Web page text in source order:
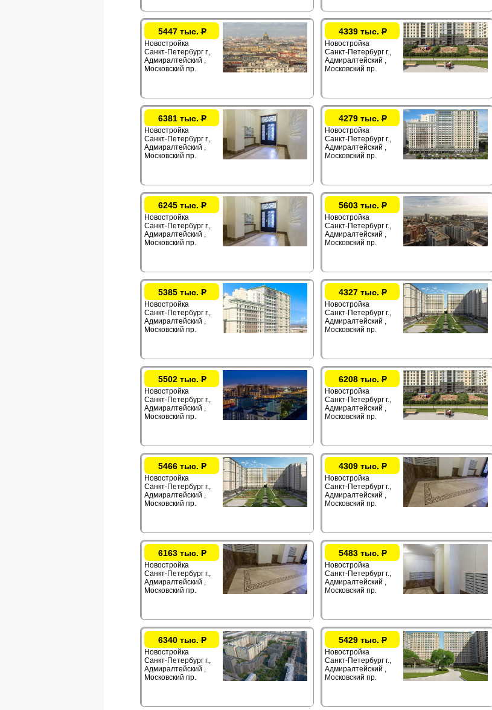
5447 тыс.Р
Новостройка
Санкт-Петербург г.,
Адмиралтейский ,
Московский пр.
4339 тыс.Р
Новостройка
Санкт-Петербург г.,
Адмиралтейский ,
Московский пр.
6381 тыс.Р
Новостройка
Санкт-Петербург г.,
Адмиралтейский ,
Московский пр.
4279 тыс.Р
Новостройка
Санкт-Петербург г.,
Адмиралтейский ,
Московский пр.
6245 тыс.Р
Новостройка
Санкт-Петербург г.,
Адмиралтейский ,
Московский пр.
5603 тыс.Р
Новостройка
Санкт-Петербург г.,
Адмиралтейский ,
Московский пр.
5385 тыс.Р
Новостройка
Санкт-Петербург г.,
Адмиралтейский ,
Московский пр.
4327 тыс.Р
Новостройка
Санкт-Петербург г.,
Адмиралтейский ,
Московский пр.
5502 тыс.Р
Новостройка
Санкт-Петербург г.,
Адмиралтейский ,
Московский пр.
6208 тыс.Р
Новостройка
Санкт-Петербург г.,
Адмиралтейский ,
Московский пр.
5466 тыс.Р
Новостройка
Санкт-Петербург г.,
Адмиралтейский ,
Московский пр.
4309 тыс.Р
Новостройка
Санкт-Петербург г.,
Адмиралтейский ,
Московский пр.
6163 тыс.Р
Новостройка
Санкт-Петербург г.,
Адмиралтейский ,
Московский пр.
5483 тыс.Р
Новостройка
Санкт-Петербург г.,
Адмиралтейский ,
Московский пр.
6340 тыс.Р
Новостройка
Санкт-Петербург г.,
Адмиралтейский ,
Московский пр.
5429 тыс.Р
Новостройка
Санкт-Петербург г.,
Адмиралтейский ,
Московский пр.